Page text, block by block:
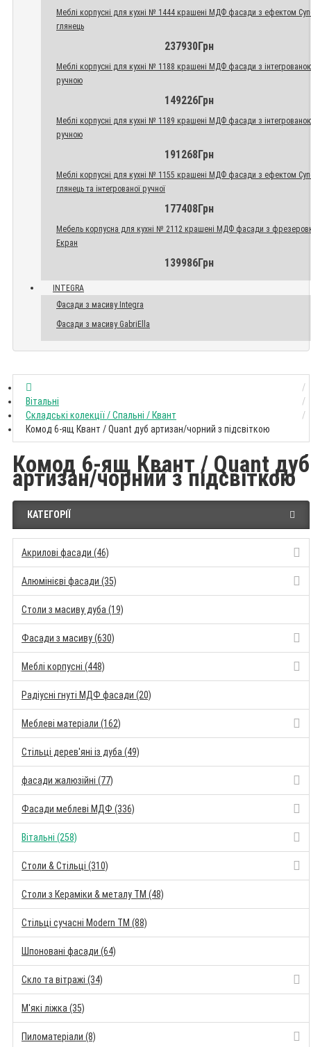
Меблі корпусні для кухні № 1444 крашені МДФ фасади з ефектом
глянець
237930Грн
Меблі корпусні для кухні № 1188 крашені МДФ фасади з
ручною
149226Грн
Меблі корпусні для кухні № 1189 крашені МДФ фасади з
ручною
191268Грн
Меблі корпусні для кухні № 1155 крашені МДФ фасади з ефектом
глянець та інтегрованої ручної
177408Грн
Мебель корпусна для кухні № 2112 крашені МДФ фасади з
Екран
139986Грн
INTEGRA
Фасади з масиву Integra
Фасади з масиву GabriElla
Вітальні
Складські колекції / Спальні / Квант
Комод 6-ящ Квант / Quant дуб артизан/чорний з підсвіткою
Комод 6-ящ Квант / Quant дуб
артизан/чорний з підсвіткою
КАТЕГОРІЇ
Акрилові фасади (46)
Алюмінієві фасади (35)
Столи з масиву дуба (19)
Фасади з масиву (630)
Меблі корпусні (448)
Радіусні гнуті МДФ фасади (20)
Меблеві матеріали (162)
Стільці дерев'яні із дуба (49)
фасади жалюзійні (77)
Фасади меблеві МДФ (336)
Вітальні (258)
Столи & Стільці (310)
Столи з Кераміки & металу TM (48)
Стільці сучасні Modern TM (88)
Шпоновані фасади (64)
Скло та вітражі (34)
М'які ліжка (35)
Пиломатеріали (8)